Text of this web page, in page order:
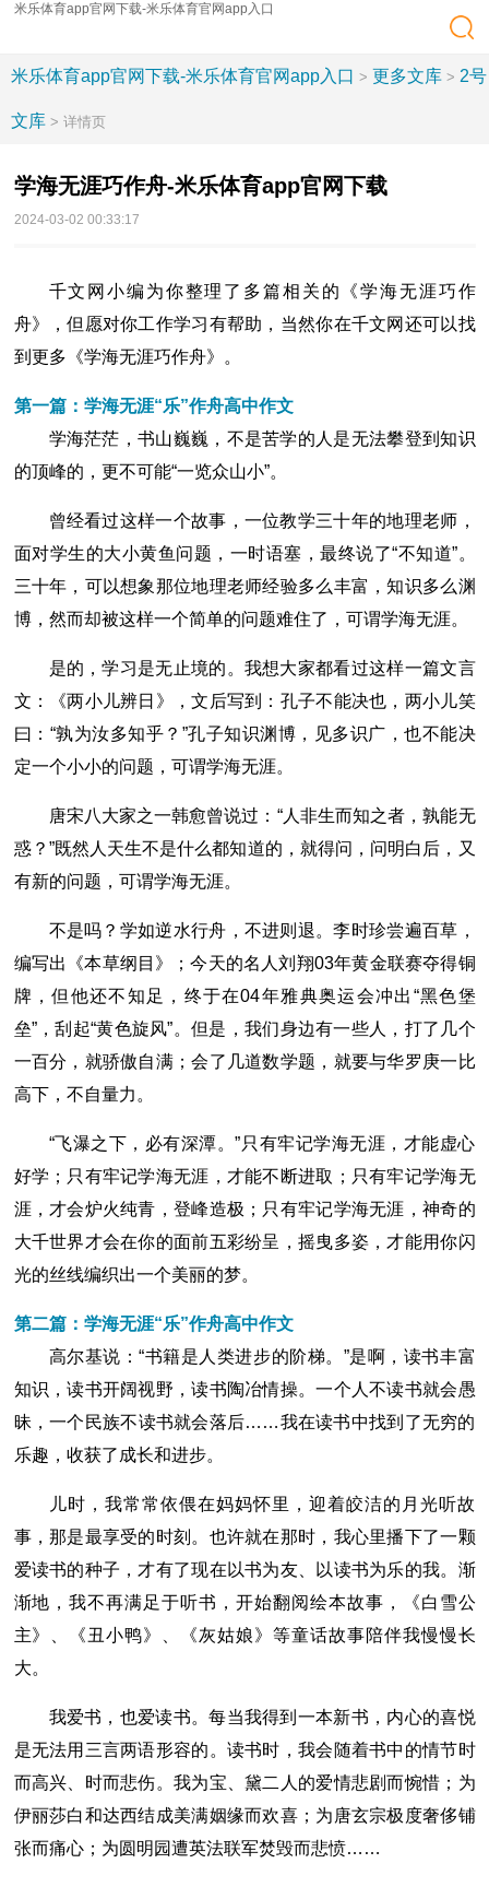
米乐体育app官网下载-米乐体育官网app入口
米乐体育app官网下载-米乐体育官网app入口 > 更多文库 > 2号
文库 > 详情页
学海无涯巧作舟-米乐体育app官网下载
2024-03-02 00:33:17
千文网小编为你整理了多篇相关的《学海无涯巧作
舟》，但愿对你工作学习有帮助，当然你在千文网还可以找
到更多《学海无涯巧作舟》。
第一篇：学海无涯“乐”作舟高中作文
学海茫茫，书山巍巍，不是苦学的人是无法攀登到知识
的顶峰的，更不可能“一览众山小”。
曾经看过这样一个故事，一位教学三十年的地理老师，
面对学生的大小黄鱼问题，一时语塞，最终说了“不知道”。
三十年，可以想象那位地理老师经验多么丰富，知识多么渊
博，然而却被这样一个简单的问题难住了，可谓学海无涯。
是的，学习是无止境的。我想大家都看过这样一篇文言
文：《两小儿辨日》，文后写到：孔子不能决也，两小儿笑
曰：“孰为汝多知乎？”孔子知识渊博，见多识广，也不能决
定一个小小的问题，可谓学海无涯。
唐宋八大家之一韩愈曾说过：“人非生而知之者，孰能无
惑？”既然人天生不是什么都知道的，就得问，问明白后，又
有新的问题，可谓学海无涯。
不是吗？学如逆水行舟，不进则退。李时珍尝遍百草，
编写出《本草纲目》；今天的名人刘翔03年黄金联赛夺得铜
牌，但他还不知足，终于在04年雅典奥运会冲出“黑色堡
垒”，刮起“黄色旋风”。但是，我们身边有一些人，打了几个
一百分，就骄傲自满；会了几道数学题，就要与华罗庚一比
高下，不自量力。
“飞瀑之下，必有深潭。”只有牢记学海无涯，才能虚心
好学；只有牢记学海无涯，才能不断进取；只有牢记学海无
涯，才会炉火纯青，登峰造极；只有牢记学海无涯，神奇的
大千世界才会在你的面前五彩纷呈，摇曳多姿，才能用你闪
光的丝线编织出一个美丽的梦。
第二篇：学海无涯“乐”作舟高中作文
高尔基说：“书籍是人类进步的阶梯。”是啊，读书丰富
知识，读书开阔视野，读书陶冶情操。一个人不读书就会愚
昧，一个民族不读书就会落后……我在读书中找到了无穷的
乐趣，收获了成长和进步。
儿时，我常常依偎在妈妈怀里，迎着皎洁的月光听故
事，那是最享受的时刻。也许就在那时，我心里播下了一颗
爱读书的种子，才有了现在以书为友、以读书为乐的我。渐
渐地，我不再满足于听书，开始翻阅绘本故事，《白雪公
主》、《丑小鸭》、《灰姑娘》等童话故事陪伴我慢慢长
大。
我爱书，也爱读书。每当我得到一本新书，内心的喜悦
是无法用三言两语形容的。读书时，我会随着书中的情节时
而高兴、时而悲伤。我为宝、黛二人的爱情悲剧而惋惜；为
伊丽莎白和达西结成美满姻缘而欢喜；为唐玄宗极度奢侈铺
张而痛心；为圆明园遭英法联军焚毁而悲愤……